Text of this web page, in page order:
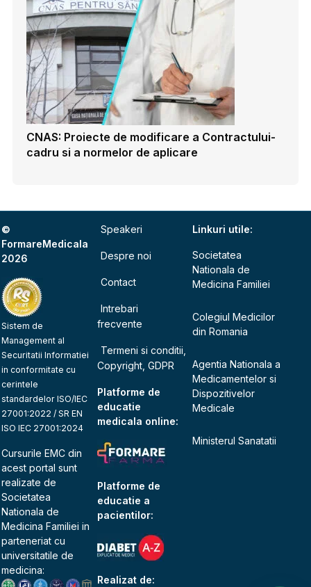
CNAS: Proiecte de modificare a Contractului-
cadru si a normelor de aplicare
©
FormareMedicala
2026
Sistem de
Management al
Securitatii Informatiei
in conformitate cu
cerintele
standardelor ISO/IEC
27001:2022 / SR EN
ISO IEC 27001:2024
Cursurile EMC din
acest portal sunt
realizate de
Societatea
Nationala de
Medicina Familiei in
parteneriat cu
universitatile de
medicina:
Speakeri
Despre noi
Contact
Intrebari
frecvente
Termeni si conditii,
Copyright, GDPR
Platforme de
educatie
medicala online:
Platforme de
educatie a
pacientilor:
Realizat de:
Linkuri utile:
Societatea
Nationala de
Medicina Familiei
Colegiul Medicilor
din Romania
Agentia Nationala a
Medicamentelor si
Dispozitivelor
Medicale
Ministerul Sanatatii